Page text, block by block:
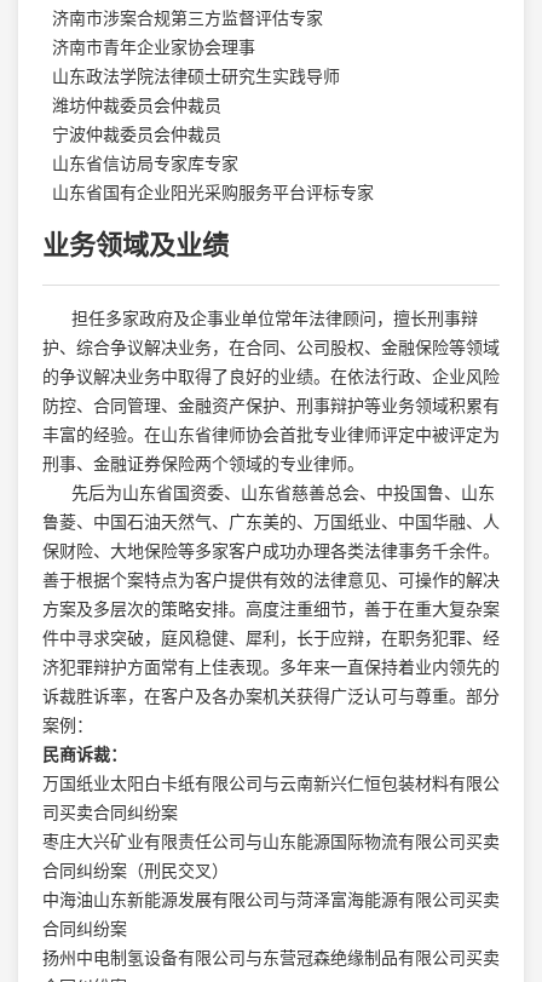
济南市涉案合规第三方监督评估专家
济南市青年企业家协会理事
山东政法学院法律硕士研究生实践导师
潍坊仲裁委员会仲裁员
宁波仲裁委员会仲裁员
山东省信访局专家库专家
山东省国有企业阳光采购服务平台评标专家
业务领域及业绩
担任多家政府及企事业单位常年法律顾问，擅长刑事辩
护、综合争议解决业务，在合同、公司股权、金融保险等领域
的争议解决业务中取得了良好的业绩。在依法行政、企业风险
防控、合同管理、金融资产保护、刑事辩护等业务领域积累有
丰富的经验。在山东省律师协会首批专业律师评定中被评定为
刑事、金融证券保险两个领域的专业律师。
先后为山东省国资委、山东省慈善总会、中投国鲁、山东
鲁菱、中国石油天然气、广东美的、万国纸业、中国华融、人
保财险、大地保险等多家客户成功办理各类法律事务千余件。
善于根据个案特点为客户提供有效的法律意见、可操作的解决
方案及多层次的策略安排。高度注重细节，善于在重大复杂案
件中寻求突破，庭风稳健、犀利，长于应辩，在职务犯罪、经
济犯罪辩护方面常有上佳表现。多年来一直保持着业内领先的
诉裁胜诉率，在客户及各办案机关获得广泛认可与尊重。部分
案例：
民商诉裁：
万国纸业太阳白卡纸有限公司与云南新兴仁恒包装材料有限公
司买卖合同纠纷案
枣庄大兴矿业有限责任公司与山东能源国际物流有限公司买卖
合同纠纷案（刑民交叉）
中海油山东新能源发展有限公司与菏泽富海能源有限公司买卖
合同纠纷案
扬州中电制氢设备有限公司与东营冠森绝缘制品有限公司买卖